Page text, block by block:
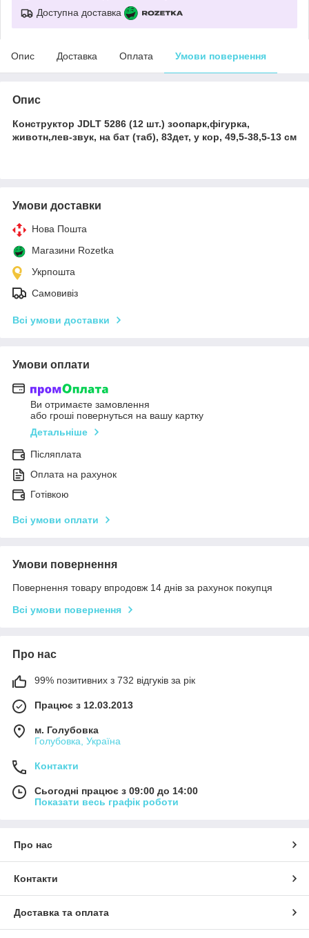
Доступна доставка
Опис Доставка Оплата Умови повернення
Опис
Конструктор JDLT 5286 (12 шт.) зоопарк,фігурка,
животн,лев-звук, на бат (таб), 83дет, у кор, 49,5-38,5-13 см
Умови доставки
Нова Пошта
Магазини Rozetka
Укрпошта
Самовивіз
Всі умови доставки
Умови оплати
Ви отримаєте замовлення
або гроші повернуться на вашу картку
Детальніше
Післяплата
Оплата на рахунок
Готівкою
Всі умови оплати
Умови повернення
Повернення товару впродовж 14 днів за рахунок покупця
Всі умови повернення
Про нас
99% позитивних з 732 відгуків за рік
Працює з 12.03.2013
м. Голубовка
Голубовка, Україна
Контакти
Сьогодні працює з 09:00 до 14:00
Показати весь графік роботи
Про нас
Контакти
Доставка та оплата